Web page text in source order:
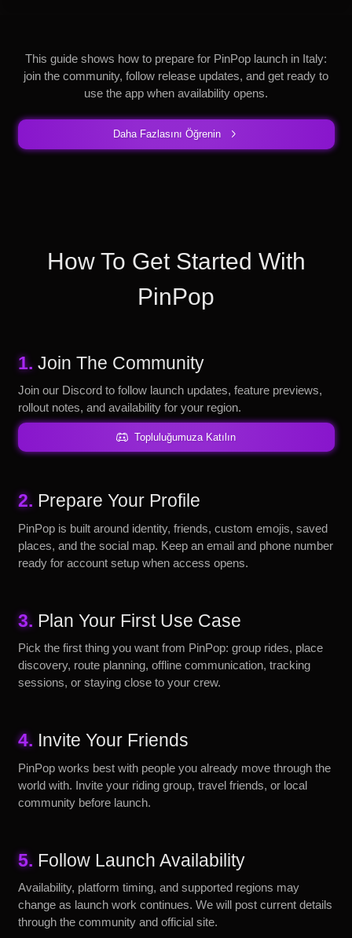
This guide shows how to prepare for PinPop launch in Italy:
join the community, follow release updates, and get ready to
use the app when availability opens.
Daha Fazlasını Öğrenin
How To Get Started With
PinPop
1. Join The Community
Join our Discord to follow launch updates, feature previews,
rollout notes, and availability for your region.
Topluluğumuza Katılın
2. Prepare Your Profile
PinPop is built around identity, friends, custom emojis, saved
places, and the social map. Keep an email and phone number
ready for account setup when access opens.
3. Plan Your First Use Case
Pick the first thing you want from PinPop: group rides, place
discovery, route planning, offline communication, tracking
sessions, or staying close to your crew.
4. Invite Your Friends
PinPop works best with people you already move through the
world with. Invite your riding group, travel friends, or local
community before launch.
5. Follow Launch Availability
Availability, platform timing, and supported regions may
change as launch work continues. We will post current details
through the community and official site.